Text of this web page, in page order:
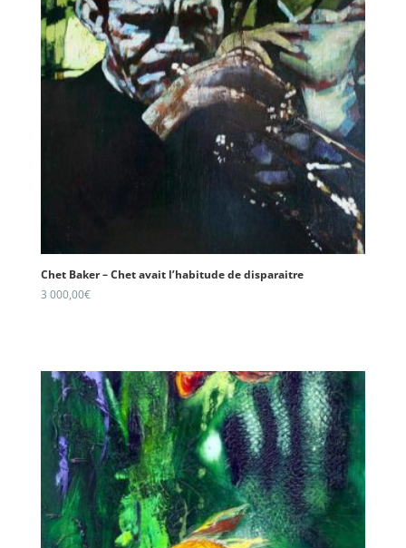
Chet Baker – Chet avait l’habitude de disparaitre
3 000,00€